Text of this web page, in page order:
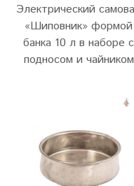
Электрический
«Шиповник» формой
банка 10 л в наборе с
подносом и чайником